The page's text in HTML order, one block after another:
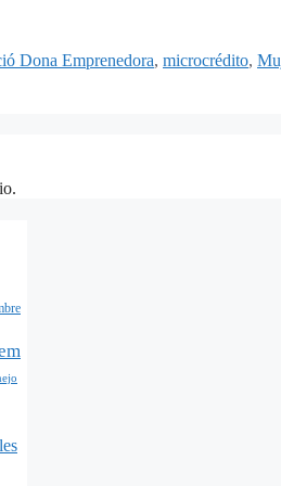
Dona Emprenedora, microcrédito,